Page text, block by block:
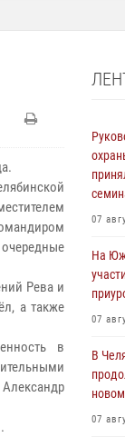
Рева и
а также
в
07
На
07
В
07